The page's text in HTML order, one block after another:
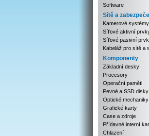
Software
Sítě a
Kamerové systémy
Síťové aktivní
Síťové pasivní
Kabeláž pro sítě a
Komponenty
Základní desky
Procesory
Operační paměti
Pevné a SSD disky
Optické mechaniky
Grafické karty
Case a zdroje
Přídavné interní
Chlazení